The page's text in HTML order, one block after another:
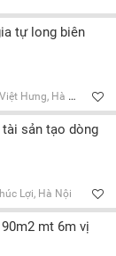
tự long biên
Hưng, Hà Nội
sản tạo dòng
Lợi, Hà Nội
mt 6m vị